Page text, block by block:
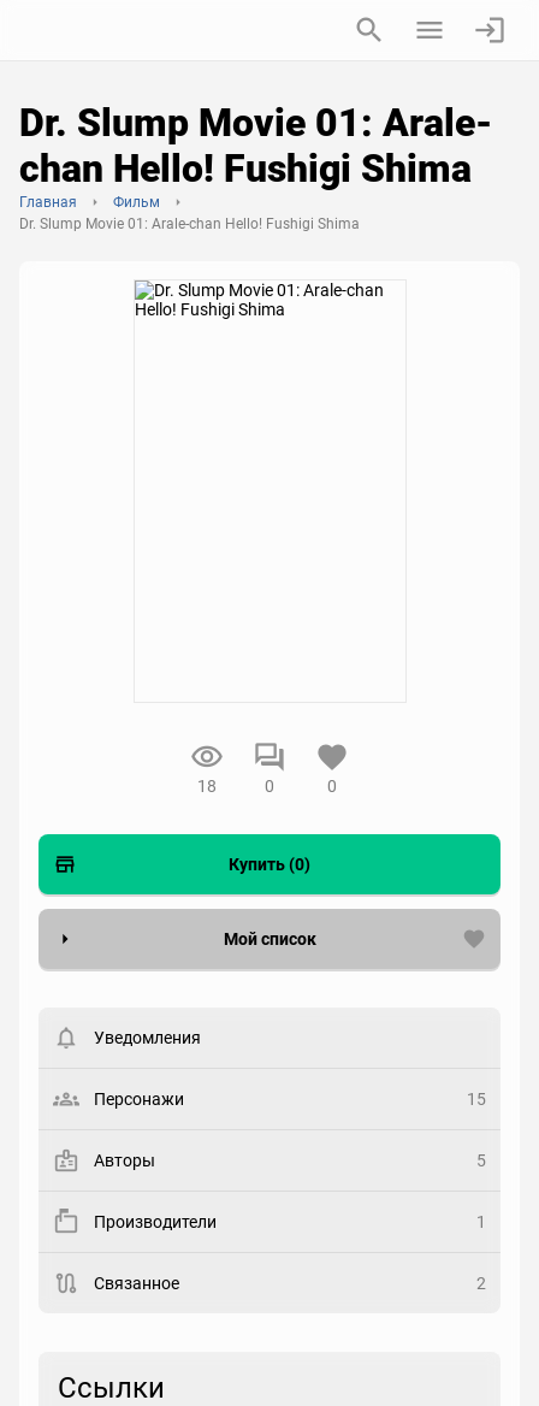
Dr. Slump Movie 01: Arale-
chan Hello! Fushigi Shima
Главная
Фильм
Dr. Slump Movie 01: Arale-chan Hello! Fushigi Shima
18 0 0
Купить (0)
Мой список
Статус
Рейтинг
Реакция
Уведомления
Персонажи 15
Авторы 5
Производители 1
Связанное 2
Ссылки